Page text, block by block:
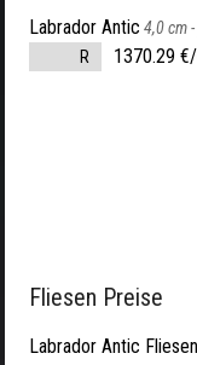
Labrador Antic 4,0 cm -
R
1370.29
Fliesen Preise
Labrador Antic Fliesen